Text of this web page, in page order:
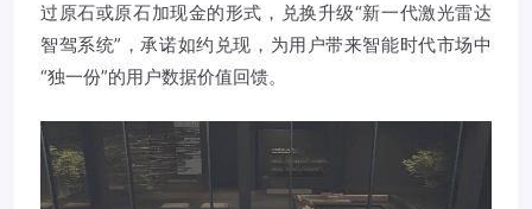
过原石或原石加现金的形式，兑换升级“新一代激光雷达
智驾系统”，承诺如约兑现，为用户带来智能时代市场中
“独一份”的用户数据价值回馈。